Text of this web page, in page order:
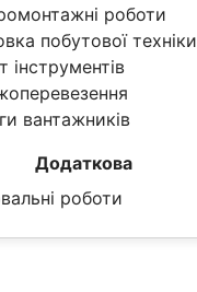
роботи
побутової техніки
інструментів
вантажників
Додаткова
роботи